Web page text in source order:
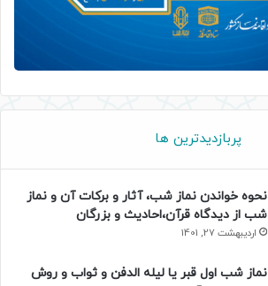
پربازدیدترین ها
نحوه خواندن نماز شب، آثار و برکات آن و نماز
شب از دیدگاه قرآن،احادیث و بزرگان
اردیبهشت 27, 1401
نماز شب اول قبر یا لیله الدفن و ثواب و روش